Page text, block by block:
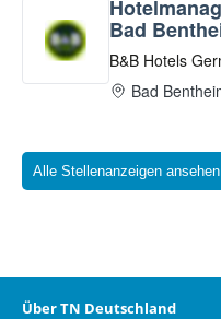
Alle Stellenanzeigen ansehen
Über TN Deutschland